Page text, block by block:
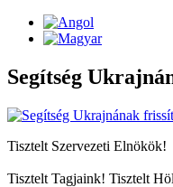
Segítség
Tisztelt Szervezeti Elnökök!
Tisztelt Tagjaink! Tisztelt